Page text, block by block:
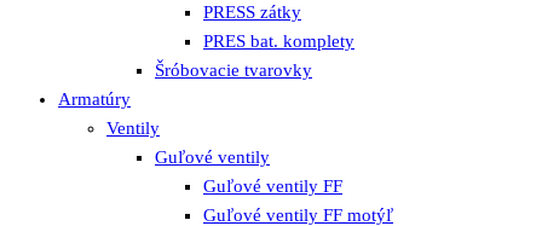
PRESS zátky
PRES bat. komplety
Šróbovacie tvarovky
Armatúry
Ventily
Guľové ventily
Guľové ventily FF
Guľové ventily FF motýľ